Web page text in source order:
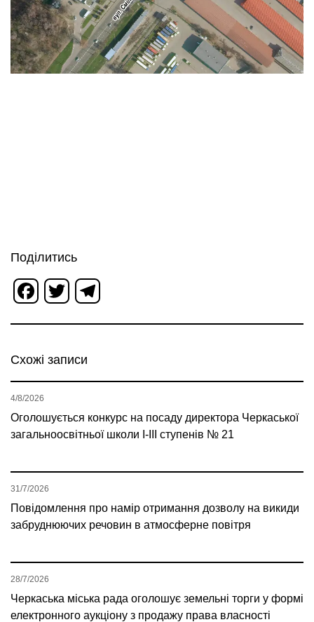
Поділитись
Facebook
Twitter
Схожі записи
Оголошується конкурс на посаду директора Черкаської
загальноосвітньої школи І-ІІІ ступенів № 21
4/8/2026
Повідомлення про намір отримання дозволу на викиди
забруднюючих речовин в атмосферне повітря
31/7/2026
Черкаська міська рада оголошує земельні торги у формі
електронного аукціону з продажу права власності
28/7/2026